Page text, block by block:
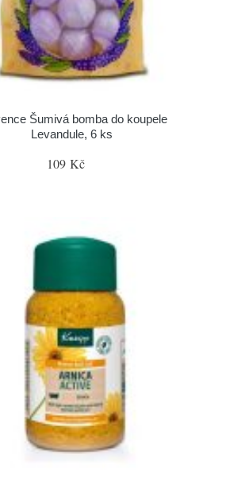
Šumivá bomba do koupele
Levandule, 6 ks
109 Kč